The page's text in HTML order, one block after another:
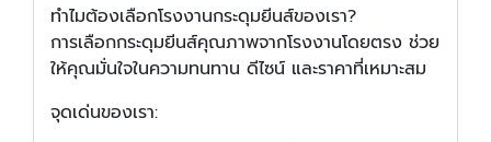
ทำไมต้องเลือกโรงงานกระดุมยีนส์ของเรา?
การเลือกกระดุมยีนส์คุณภาพจากโรงงานโดยตรง ช่วย
ให้คุณมั่นใจในความทนทาน ดีไซน์ และราคาที่เหมาะสม
จุดเด่นของเรา: